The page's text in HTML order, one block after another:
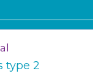
type 2